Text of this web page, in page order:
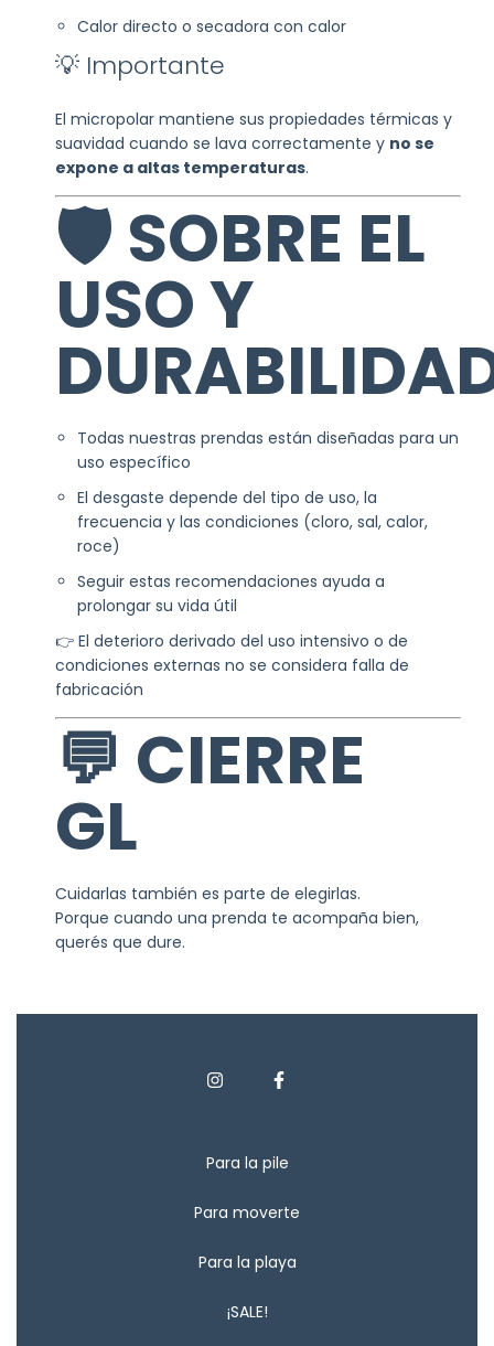
Calor directo o secadora con calor
💡 Importante
El micropolar mantiene sus propiedades térmicas y
suavidad cuando se lava correctamente y no se
expone a altas temperaturas.
🛡️ SOBRE EL
USO Y
Todas nuestras prendas están diseñadas para un
uso específico
El desgaste depende del tipo de uso, la
frecuencia y las condiciones (cloro, sal, calor,
roce)
Seguir estas recomendaciones ayuda a
prolongar su vida útil
👉 El deterioro derivado del uso intensivo o de
condiciones externas no se considera falla de
fabricación
💬 CIERRE
GL
Cuidarlas también es parte de elegirlas.
Porque cuando una prenda te acompaña bien,
querés que dure.
Para la pile
Para moverte
Para la playa
¡SALE!